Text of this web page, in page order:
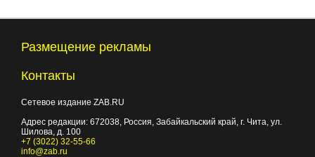
Размещение рекламы
Контакты
Сетевое издание ZAB.RU
Адрес редакции: 672038, Россия, Забайкальский край, г. Чита, ул.
Шилова, д. 100
+7 (3022) 32-55-66
info@zab.ru